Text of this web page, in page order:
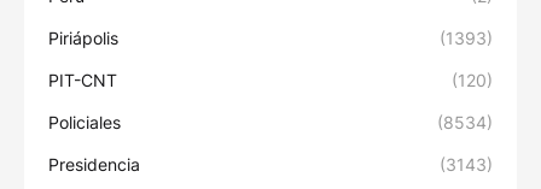
Piriápolis (1393)
PIT-CNT (120)
Policiales (8534)
Presidencia (3143)